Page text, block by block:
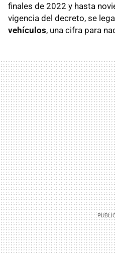
finales de 2022 y hasta
vigencia del decreto, se
vehículos, una cifra para